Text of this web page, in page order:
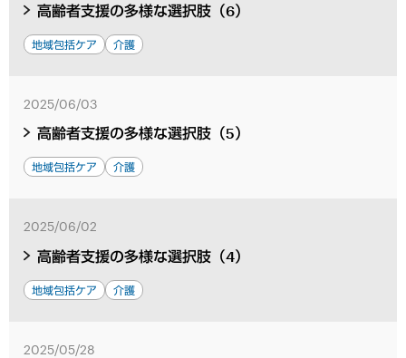
高齢者支援の多様な選択肢（6）
地域包括ケア 介護
2025/06/03
高齢者支援の多様な選択肢（5）
地域包括ケア 介護
2025/06/02
高齢者支援の多様な選択肢（4）
地域包括ケア 介護
2025/05/28